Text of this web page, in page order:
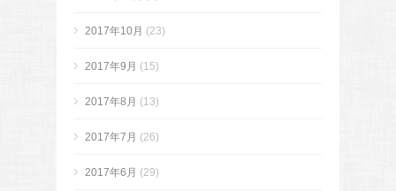
2017年10月 (23)
2017年9月 (15)
2017年8月 (13)
2017年7月 (26)
2017年6月 (29)